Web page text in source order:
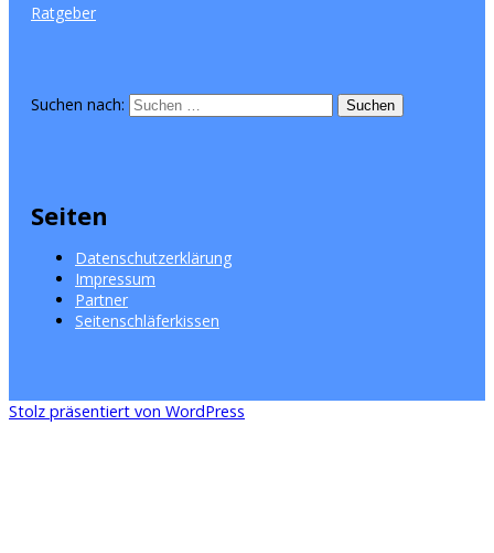
Ratgeber
Suchen nach:
Seiten
Datenschutzerklärung
Impressum
Partner
Seitenschläferkissen
Stolz präsentiert von WordPress